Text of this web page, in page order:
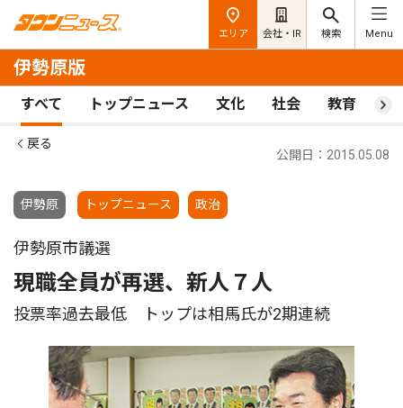
エリア 会社・IR 検索 Menu
伊勢原版
すべて トップニュース 文化 社会 教育 ス
戻る
伊勢原 トップニュース 政治
公開日：2015.05.08
伊勢原市議選
現職全員が再選、新人７人
投票率過去最低 トップは相馬氏が2期連続